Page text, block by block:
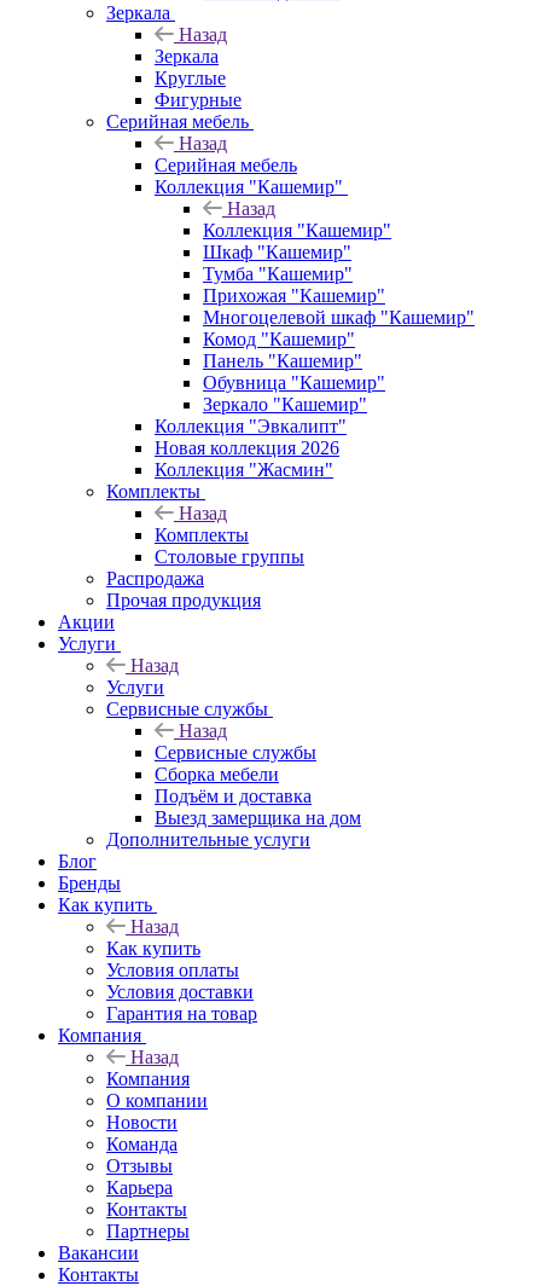
Зеркала
Назад
Зеркала
Круглые
Фигурные
Серийная мебель
Назад
Серийная мебель
Коллекция "Кашемир"
Назад
Коллекция "Кашемир"
Шкаф "Кашемир"
Тумба "Кашемир"
Прихожая "Кашемир"
Многоцелевой шкаф "Кашемир"
Комод "Кашемир"
Панель "Кашемир"
Обувница "Кашемир"
Зеркало "Кашемир"
Коллекция "Эвкалипт"
Новая коллекция 2026
Коллекция "Жасмин"
Комплекты
Назад
Комплекты
Столовые группы
Распродажа
Прочая продукция
Акции
Услуги
Назад
Услуги
Сервисные службы
Назад
Сервисные службы
Сборка мебели
Подъём и доставка
Выезд замерщика на дом
Дополнительные услуги
Блог
Бренды
Как купить
Назад
Как купить
Условия оплаты
Условия доставки
Гарантия на товар
Компания
Назад
Компания
О компании
Новости
Команда
Отзывы
Карьера
Контакты
Партнеры
Вакансии
Контакты